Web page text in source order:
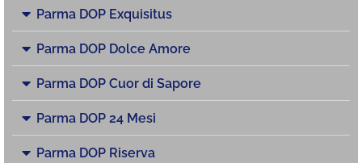
Parma DOP Exquisitus
Parma DOP Dolce Amore
Parma DOP Cuor di Sapore
Parma DOP 24 Mesi
Parma DOP Riserva